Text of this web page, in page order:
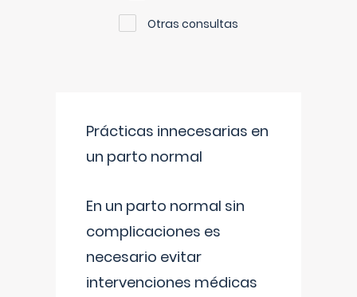
Otras consultas
Prácticas innecesarias en
un parto normal
En un parto normal sin
complicaciones es
necesario evitar
intervenciones médicas